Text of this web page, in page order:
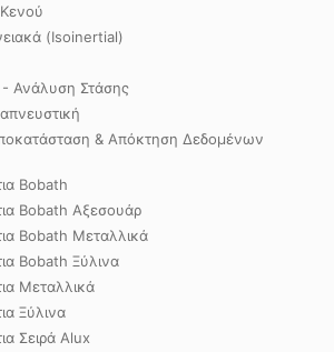
(Isoinertial)
- Ανάλυση Στάσης
& Απόκτηση Δεδομένων
Bobath
Bobath Αξεσουάρ
Bobath Μεταλλικά
Bobath Ξύλινα
Μεταλλικά
Ξύλινα
Σειρά Alux